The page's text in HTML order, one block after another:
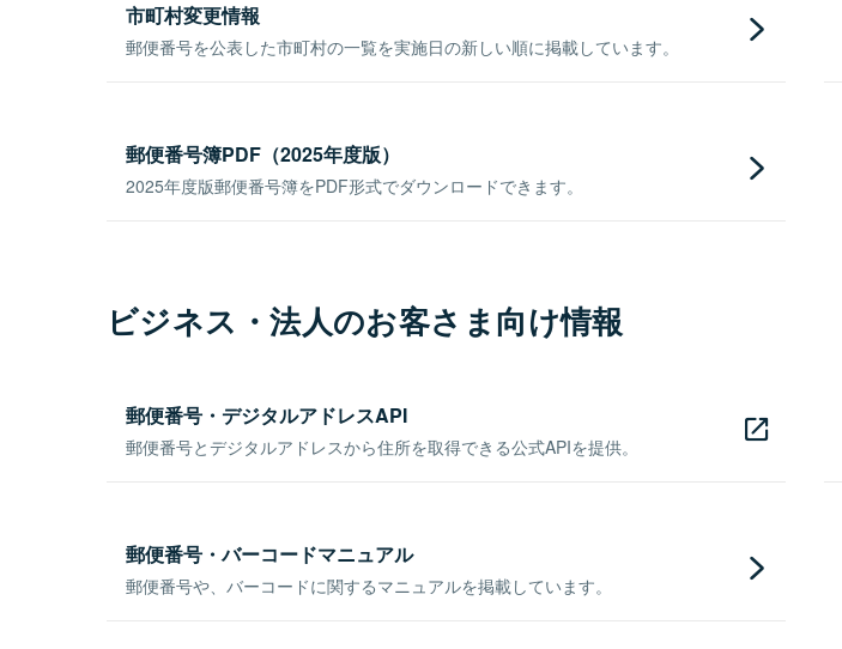
市町村変更情報
郵便番号を公表した市町村の一覧を実施日の新しい順に掲載しています。
郵便番号簿PDF（2025年度版）
2025年度版郵便番号簿をPDF形式でダウンロードできます。
ビジネス・法人のお客さま向け情報
郵便番号・デジタルアドレスAPI
郵便番号とデジタルアドレスから住所を取得できる公式APIを提供。
郵便番号・バーコードマニュアル
郵便番号や、バーコードに関するマニュアルを掲載しています。